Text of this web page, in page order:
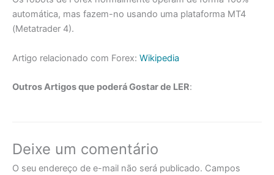
automática, mas fazem-no usando uma plataforma MT4
(Metatrader 4).
Artigo relacionado com Forex: Wikipedia
Outros Artigos que poderá Gostar de LER:
Deixe um comentário
O seu endereço de e-mail não será publicado. Campos